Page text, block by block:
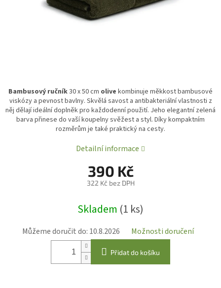
390 Kč
322 Kč bez DPH
cena:
Skladem (1 ks)
Můžeme doručit do: 10.8.2026 Možnosti doručení
Přidat do košíku
Bambusový ručník30 x 50 cm olive kombinuje měkkost bambusové
viskózy a pevnost bavlny. Skvělá savost a antibakteriální vlastnosti z
něj dělají ideální doplněk pro každodenní použití. Jeho elegantní zelená
barva přinese do vaší koupelny svěžest a styl. Díky kompaktním
rozměrům je také praktický na cesty.
Detailní informace